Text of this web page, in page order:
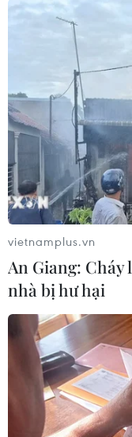
nước.
Thực hiện
các tỉnh đã
phân bổ gạo cứu
không để người
các địa phương
khẩn cấp cho
triệu đồng/
đồng/người.
Các địa phương
để tìm kiếm
đình có nhà bị
để xem xét, hỗ
số 136/2013/NĐ-
phủ quy định
đối tượng bảo
vietnamplus.vn
An Giang: Cháy
nhà bị hư hại